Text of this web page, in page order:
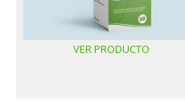
VER PRODUCTO